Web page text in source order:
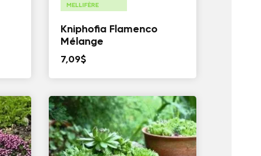
MELLIFÈRE
Kniphofia Flamenco
Mélange
7,09$